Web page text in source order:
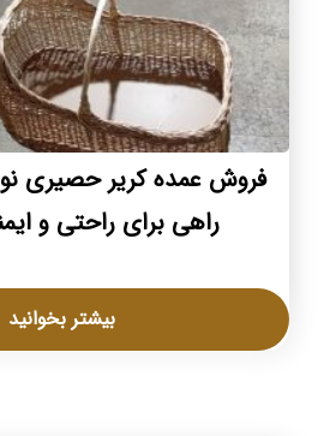
فروش عمده کریر حصیری
راهی برای راحتی و
بیشتر بخوانید